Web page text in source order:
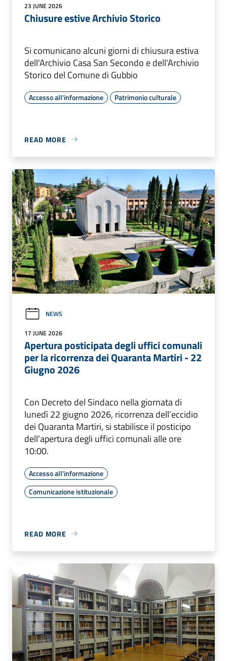
23 JUNE 2026
Chiusure estive Archivio Storico
Si comunicano alcuni giorni di chiusura estiva
dell'Archivio Casa San Secondo e dell'Archivio
Storico del Comune di Gubbio
Accesso all'informazione Patrimonio culturale
READ MORE
NEWS
17 JUNE 2026
Apertura posticipata degli uffici comunali
per la ricorrenza dei Quaranta Martiri - 22
Giugno 2026
Con Decreto del Sindaco nella giornata di
lunedì 22 giugno 2026, ricorrenza dell’eccidio
dei Quaranta Martiri, si stabilisce il posticipo
dell’apertura degli uffici comunali alle ore
10:00.
Accesso all'informazione
Comunicazione istituzionale
READ MORE